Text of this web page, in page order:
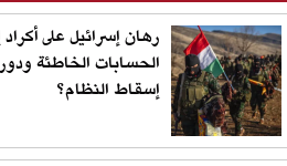
رهان إسرائيل على
الحسابات الخاطئة
إسقاط النظام؟